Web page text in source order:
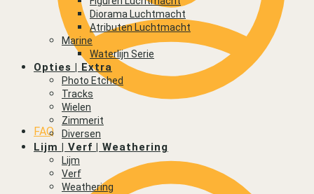
FAQ
Diorama Luchtmacht
Atributen Luchtmacht
Marine
Waterlijn Serie
Opties | Extra
Photo Etched
Tracks
Wielen
Zimmerit
Diversen
Lijm | Verf | Weathering
Lijm
Verf
Weathering